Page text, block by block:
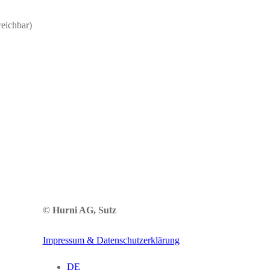
© Hurni AG, Sutz
Impressum & Datenschutzerklärung
DE